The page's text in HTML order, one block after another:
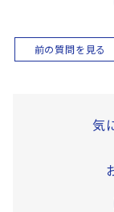
前の質問を見る
気